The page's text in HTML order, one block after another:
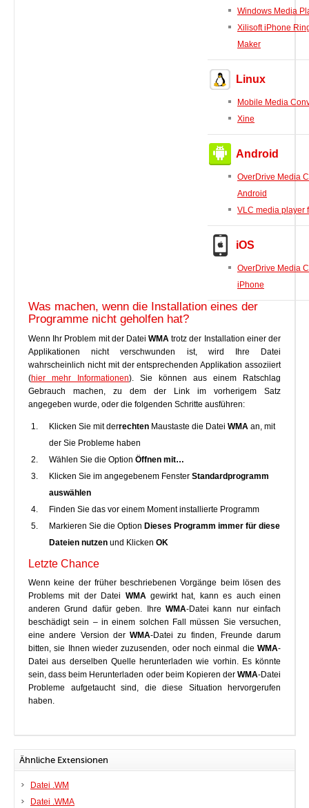
Windows Media
Xilisoft iPhone
Maker
Linux
Mobile Media
Xine
Android
OverDrive Media
Android
VLC media player
iOS
OverDrive Media
iPhone
Was machen, wenn die Installation eines der
Programme nicht geholfen hat?
Wenn Ihr Problem mit der DateiWMA trotz der Installation einer der
Applikationen nicht verschwunden ist, wird Ihre Datei
wahrscheinlich nicht mit der entsprechenden Applikation assoziiert
(hier mehr Informationen). Sie können aus einem Ratschlag
Gebrauch machen, zu dem der Link im vorherigem Satz
angegeben wurde, oder die folgenden Schritte ausführen:
Klicken Sie mit derrechten Maustaste die Datei WMA an, mit
der Sie Probleme haben
Wählen Sie die Option Öffnen mit…
Klicken Sie im angegebenem Fenster Standardprogramm
auswählen
Finden Sie das vor einem Moment installierte Programm
Markieren Sie die Option Dieses Programm immer für diese
Dateien nutzen und Klicken OK
Letzte Chance
Wenn keine der früher beschriebenen Vorgänge beim lösen des
Problems mit der Datei WMAgewirkt hat, kann es auch einen
anderen Grund dafür geben. Ihre WMA-Datei kann nur einfach
beschädigt sein – in einem solchen Fall müssen Sie versuchen,
eine andere Version der WMA-Datei zu finden, Freunde darum
bitten, sie Ihnen wieder zuzusenden, oder noch einmal die WMA-
Datei aus derselben Quelle herunterladen wie vorhin. Es könnte
sein, dass beim Herunterladen oder beim Kopieren der WMA-Datei
Probleme aufgetaucht sind, die diese Situation hervorgerufen
haben.
Ähnliche Extensionen
Datei .WM
Datei .WMA